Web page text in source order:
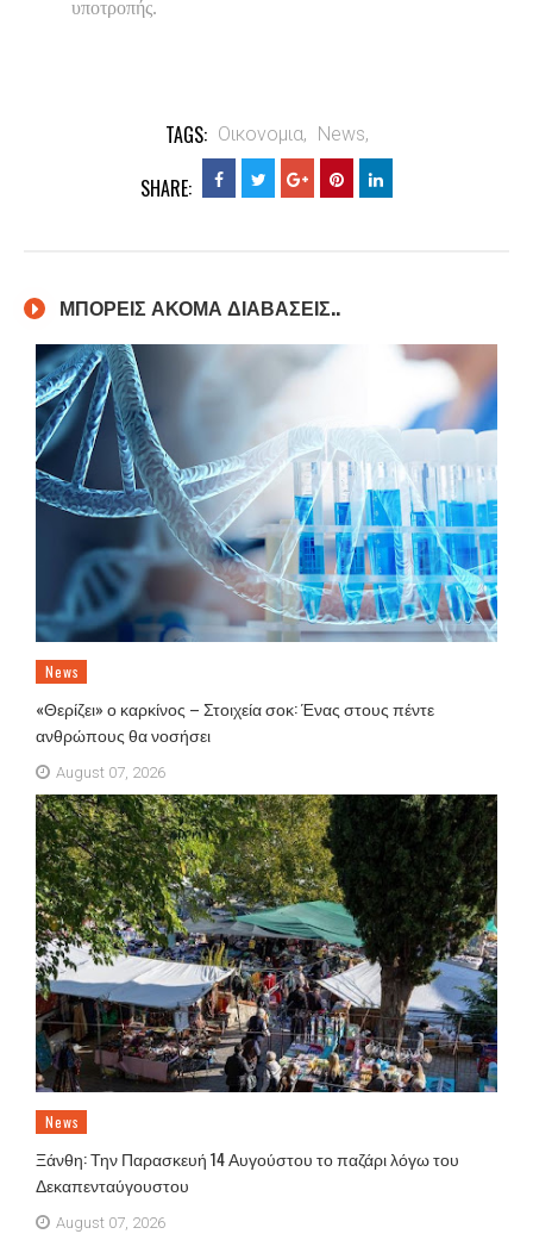
υποτροπής.
TAGS: Οικονομια, News,
SHARE:
ΜΠΟΡΕΙΣ ΑΚΟΜΑ ΔΙΑΒΑΣΕΙΣ..
News
«Θερίζει» ο καρκίνος – Στοιχεία σοκ: Ένας στους πέντε
ανθρώπους θα νοσήσει
August 07, 2026
News
Ξάνθη: Την Παρασκευή 14 Αυγούστου το παζάρι λόγω του
Δεκαπενταύγουστου
August 07, 2026